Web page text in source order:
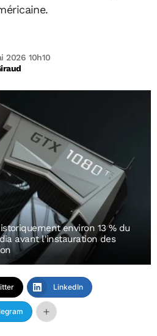
2026 10h10
environ 13 % du
avant l'instauration des
LinkedIn